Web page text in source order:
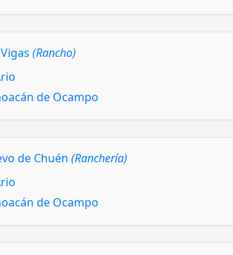
(Rancho)
de Ocampo
de Chuén (Ranchería)
de Ocampo